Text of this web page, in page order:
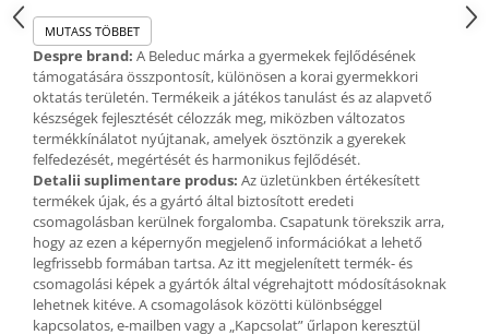
Érzékelést fejlesztő játékok
Motoros játékok babáknak
Babamatracok
Válogató játékok
Zenélő játékok babáknak
Baba kirakósok
Oktató játékok
STEM játékok
Mágneses játékok
Társasjátékok
Logikai játékok
színárnyalata, tónusa és intenzitása attól függően változhat,
hogy melyik képernyőről tekintik meg az online áruházat.
MUTASS TÖBBET
Despre brand: A Beleduc márka a gyermekek fejlődésének
támogatására összpontosít, különösen a korai gyermekkori
oktatás területén. Termékeik a játékos tanulást és az alapvető
készségek fejlesztését célozzák meg, miközben változatos
termékkínálatot nyújtanak, amelyek ösztönzik a gyerekek
felfedezését, megértését és harmonikus fejlődését.
Detalii suplimentare produs: Az üzletünkben értékesített
termékek újak, és a gyártó által biztosított eredeti
csomagolásban kerülnek forgalomba. Csapatunk törekszik arra,
hogy az ezen a képernyőn megjelenő információkat a lehető
legfrissebb formában tartsa. Az itt megjelenített termék- és
csomagolási képek a gyártók által végrehajtott módosításoknak
lehetnek kitéve. A csomagolások közötti különbséggel
kapcsolatos, e-mailben vagy a „Kapcsolat” űrlapon keresztül